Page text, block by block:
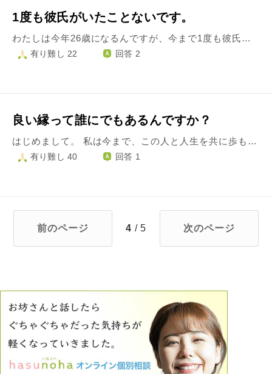
1度も彼氏がいたことないです。
わたしは今年26歳になるんですが、今まで1度も彼氏がいたことありません。 男性との関わりがないわけでもないです。 好きな人ができたことはあるのですが、告白をしたりすることもなく、好きという感情だけで終わりました。 男性から告白されたこともなくて、自分の容姿に自信もないです。 そんなわたしですが、最近好きかもしれないと思う人がいます。 その相手は5歳も年下ですが、25歳のわたしがそんな年下を相手に恋していいのか、そんなことばかり考えています。 正直、周りからは付き合ったらいいのに！と言われることが多くて、気をつかわずにいれる関係ではあります。 でも、やっぱり年の差のことばかり考えてしまって、どうしてもいろんな気持ちが引っかかってしまいます。 少しでもアドバイスもらえると嬉しいです。
有り難し 22 回答 2
良い縁って誰にでもあるんですか？
はじめまして。 私は今まで、この人と人生を共に歩もうと思える人に出会えた事がありません。 人生の伴侶に出会えていません。 大切に育ててくれた両親に感謝しています。友達にも恵まれていると思います。苦しい時に助けてもらえる人間関係もありますし、家族や友達が困っていたら支えになりたいです。 ですが、人生の伴侶には出会えないのです。良いご縁があるよ、まだ出会ってないだけだよと言われ続け今に至ります。 人生伴侶を見つけ、温かい家庭を築いている友人、自分の子どもを抱いている友人を見ると良いなぁ思い、羨ましくなります。 他の人にはもう、見つかっているよいご縁。何故、私には見つからないのでしょうか？
有り難し 40 回答 1
前のページ 4 / 5 次のページ